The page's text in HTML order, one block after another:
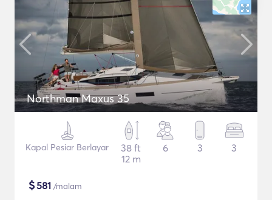
Northman Maxus 35
Kapal Pesiar Berlayar
38 ft
12 m
6 3 3
$581 /malam